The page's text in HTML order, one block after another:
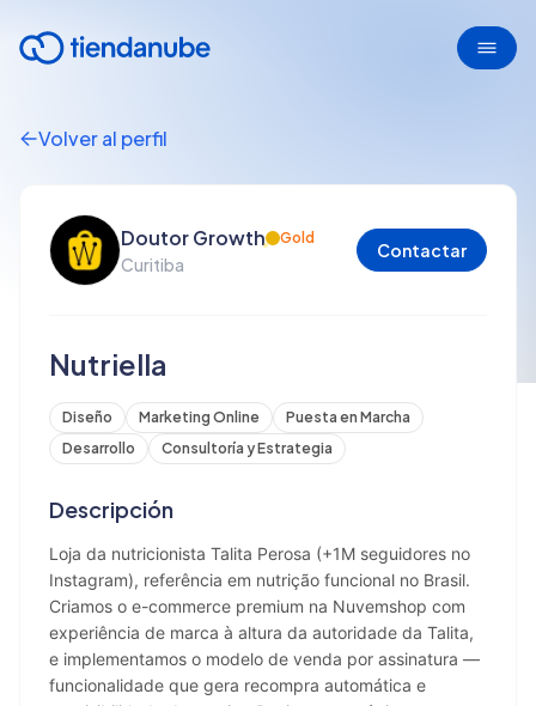
Volver al perfil
Doutor Growth Gold
Curitiba
Contactar
Nutriella
Diseño Marketing Online
Puesta en Marcha
Desarrollo
Consultoría y Estrategia
Descripción
Loja da nutricionista Talita Perosa (+1M seguidores no
Instagram), referência em nutrição funcional no Brasil.
Criamos o e-commerce premium na Nuvemshop com
experiência de marca à altura da autoridade da Talita,
e implementamos o modelo de venda por assinatura —
funcionalidade que gera recompra automática e